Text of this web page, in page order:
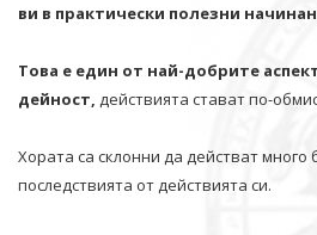
ви в практически полезни
Това е един от най-добрите
дейност, действията стават по-
Хората са склонни да действат много
последствията от действията си.